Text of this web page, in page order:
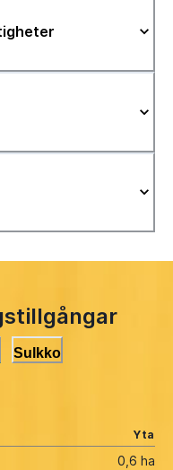
Sulkko
Yta
0,6 ha